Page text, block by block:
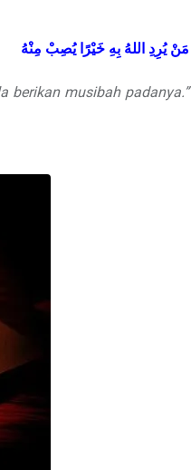
مَنْ يُرِدِ اللهُ بِهِ خَيْرًا يُصِبْ مِنْهُ
berikan musibah padanya.”